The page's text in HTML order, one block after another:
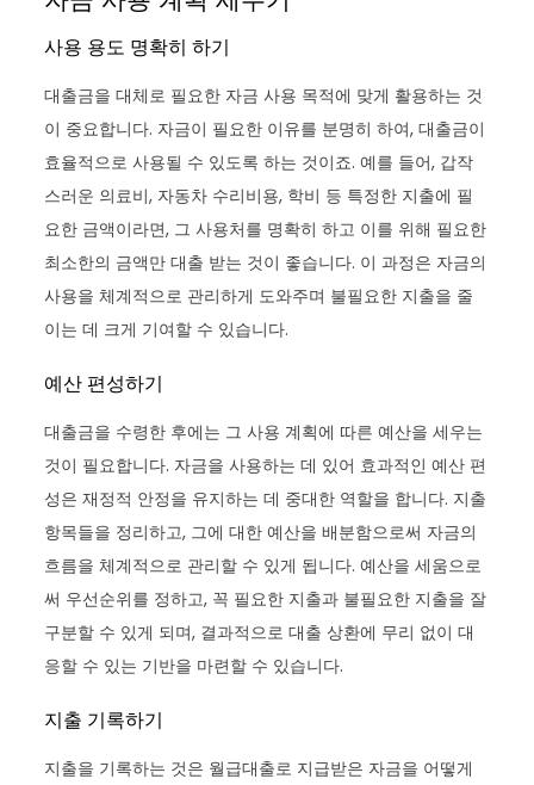
사용 용도 명확히 하기
대출금을 대체로 필요한 자금 사용 목적에 맞게 활용하는 것
이 중요합니다. 자금이 필요한 이유를 분명히 하여, 대출금이
효율적으로 사용될 수 있도록 하는 것이죠. 예를 들어, 갑작
스러운 의료비, 자동차 수리비용, 학비 등 특정한 지출에 필
요한 금액이라면, 그 사용처를 명확히 하고 이를 위해 필요한
최소한의 금액만 대출 받는 것이 좋습니다. 이 과정은 자금의
사용을 체계적으로 관리하게 도와주며 불필요한 지출을 줄
이는 데 크게 기여할 수 있습니다.
예산 편성하기
대출금을 수령한 후에는 그 사용 계획에 따른 예산을 세우는
것이 필요합니다. 자금을 사용하는 데 있어 효과적인 예산 편
성은 재정적 안정을 유지하는 데 중대한 역할을 합니다. 지출
항목들을 정리하고, 그에 대한 예산을 배분함으로써 자금의
흐름을 체계적으로 관리할 수 있게 됩니다. 예산을 세움으로
써 우선순위를 정하고, 꼭 필요한 지출과 불필요한 지출을 잘
구분할 수 있게 되며, 결과적으로 대출 상환에 무리 없이 대
응할 수 있는 기반을 마련할 수 있습니다.
지출 기록하기
지출을 기록하는 것은 월급대출로 지급받은 자금을 어떻게